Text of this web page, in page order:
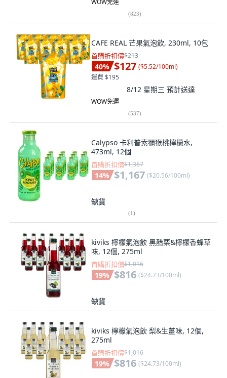
WOW免運
(823)
CAFE REAL 芒果氣泡飲, 230ml, 10包
首購折扣價$213
40% $127 ($5.52/100ml)
運費 $195
8/12 星期三 預計送達
WOW免運
(537)
Calypso 卡利普索獼猴桃檸檬水,
473ml, 12個
首購折扣價$1,367
14% $1,167 ($20.56/100ml)
缺貨
(1)
kiviks 檸檬氣泡飲 黑醋栗&檸檬香蜂草
味, 12個, 275ml
首購折扣價$1,016
19% $816 ($24.73/100ml)
缺貨
kiviks 檸檬氣泡飲 梨&生薑味, 12個,
275ml
首購折扣價$1,016
19% $816 ($24.73/100ml)